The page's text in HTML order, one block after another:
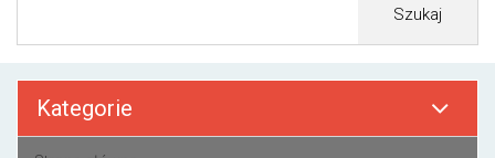
Szukaj
Kategorie